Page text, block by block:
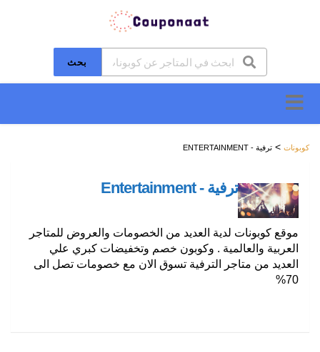
بحث
إلى
المحتوى
كوبونات > ترفية - ENTERTAINMENT
ترفية - Entertainment
موقع كوبونات لدية العديد من الخصومات والعروض للمتاجر
العربية والعالمية . وكوبون خصم وتخفيضات كبري علي
العديد من متاجر الترفية تسوق الان مع خصومات تصل الى
70%